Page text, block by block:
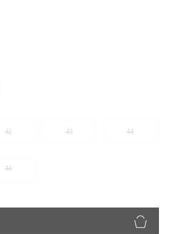
42 43 44
46